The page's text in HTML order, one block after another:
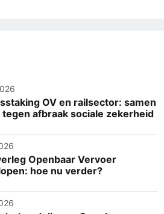
OV en railsector: samen
tegen afbraak sociale zekerheid
Openbaar Vervoer
hoe nu verder?